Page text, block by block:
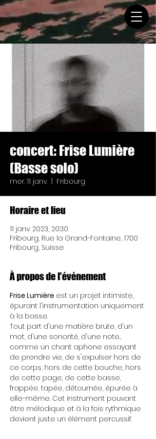
concert: Frise Lumière
(Basse solo)
mer. 11 janv. Fribourg
Horaire et lieu
11 janv. 2023, 20:30
Fribourg, Rue la Grand-Fontaine, 1700
Fribourg, Suisse
À propos de l'événement
Frise Lumière est un projet intimiste,
épurant l'instrumentation uniquement
à la basse.
Tout part d'une matière brute, d'un
mot, d'une sonorité, d'une note...
comme un chant aphone essayant
de prendre vie, de s'expulser hors de
ce corps, hors de cette bouche, hors
de cette page, de cette basse,
frappée, tapée, détournée, épurée à
elle-même. Cet instrument pouvant
être mélodique et à la fois rythmique
devient juste un élément percussif.